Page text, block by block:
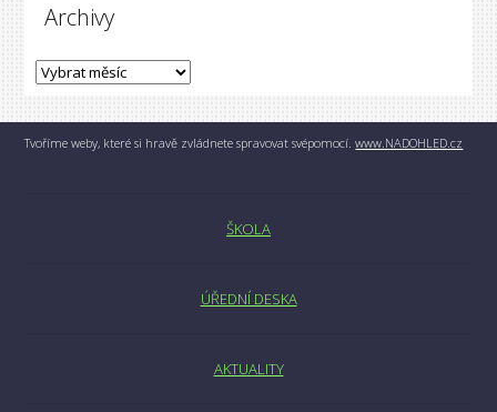
Archivy
Tvoříme weby, které si hravě zvládnete spravovat svépomocí.www.NADOHLED.cz
ŠKOLA
ÚŘEDNÍ DESKA
AKTUALITY